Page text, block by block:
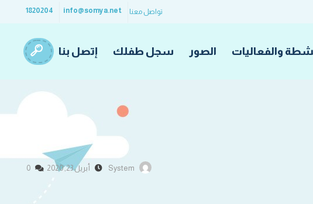
تواصل معنا info@somya.net
1820204
والفعاليات الصور سجل طفلك إتصل بنا
System أبريل 23, 2020 0